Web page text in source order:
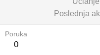
Poslednja
Poruka
0